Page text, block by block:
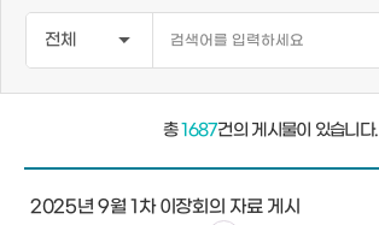
총1687건의 게시물이 있습니다.
2025년 9월 1차 이장회의 자료 게시